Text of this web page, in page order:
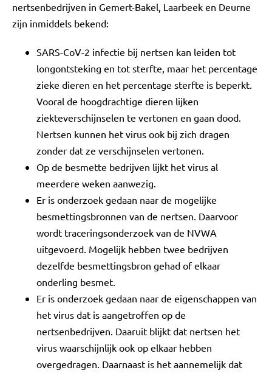
nertsenbedrijven in Gemert-Bakel, Laarbeek en Deurne
zijn inmiddels bekend:
SARS-CoV-2 infectie bij nertsen kan leiden tot
longontsteking en tot sterfte, maar het percentage
zieke dieren en het percentage sterfte is beperkt.
Vooral de hoogdrachtige dieren lijken
ziekteverschijnselen te vertonen en gaan dood.
Nertsen kunnen het virus ook bij zich dragen
zonder dat ze verschijnselen vertonen.
Op de besmette bedrijven lijkt het virus al
meerdere weken aanwezig.
Er is onderzoek gedaan naar de mogelijke
besmettingsbronnen van de nertsen. Daarvoor
wordt traceringsonderzoek van de NVWA
uitgevoerd. Mogelijk hebben twee bedrijven
dezelfde besmettingsbron gehad of elkaar
onderling besmet.
Er is onderzoek gedaan naar de eigenschappen van
het virus dat is aangetroffen op de
nertsenbedrijven. Daaruit blijkt dat nertsen het
virus waarschijnlijk ook op elkaar hebben
overgedragen. Daarnaast is het aannemelijk dat